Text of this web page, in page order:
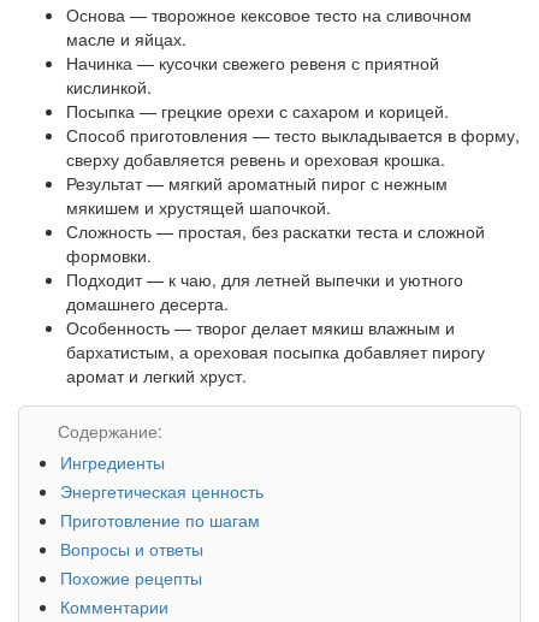
Основа — творожное кексовое тесто на сливочном
масле и яйцах.
Начинка — кусочки свежего ревеня с приятной
кислинкой.
Посыпка — грецкие орехи с сахаром и корицей.
Способ приготовления — тесто выкладывается в форму,
сверху добавляется ревень и ореховая крошка.
Результат — мягкий ароматный пирог с нежным
мякишем и хрустящей шапочкой.
Сложность — простая, без раскатки теста и сложной
формовки.
Подходит — к чаю, для летней выпечки и уютного
домашнего десерта.
Особенность — творог делает мякиш влажным и
бархатистым, а ореховая посыпка добавляет пирогу
аромат и легкий хруст.
Содержание:
Ингредиенты
Энергетическая ценность
Приготовление по шагам
Вопросы и ответы
Похожие рецепты
Комментарии